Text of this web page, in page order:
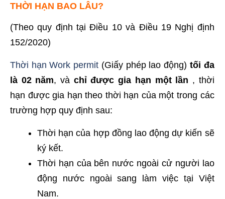
THỜI HẠN BAO LÂU?
(Theo quy định tại Điều 10 và Điều 19 Nghị định
152/2020)
Thời hạn Work permit (Giấy phép lao động) tối đa
là 02 năm, và chỉ được gia hạn một lần , thời
hạn được gia hạn theo thời hạn của một trong các
trường hợp quy định sau:
Thời hạn của hợp đồng lao động dự kiến sẽ
ký kết.
Thời hạn của bên nước ngoài cử người lao
động nước ngoài sang làm việc tại Việt
Nam.